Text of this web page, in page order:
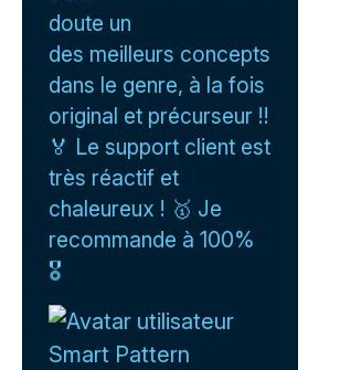
doute un
des meilleurs concepts
dans le genre, à la fois
original et précurseur !!
🏅 Le support client est
très réactif et
chaleureux ! 🥇 Je
recommande à 100%
🎖️
Smart Pattern